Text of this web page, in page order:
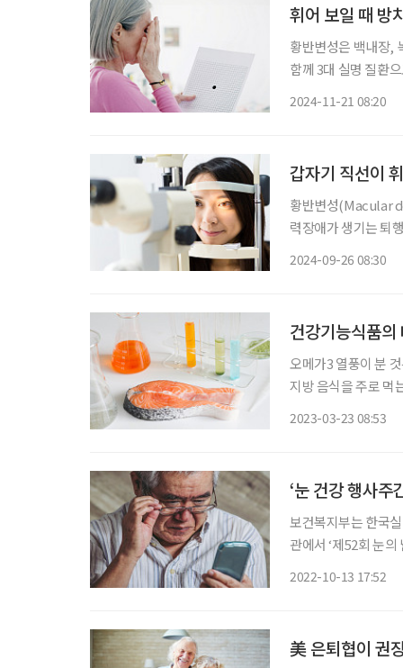
휘어 보일 때 방
황반변성은 백내장,
함께 3대 실명 질환
2024-11-21 08:20
갑자기 직선이
황반변성(Macular
력장애가 생기는 퇴
2024-09-26 08:30
건강기능식품의
오메가3 열풍이 분
지방 음식을 주로 먹
2023-03-23 08:53
‘눈 건강 행사주
보건복지부는 한국
관에서 ‘제52회 눈
2022-10-13 17:52
美 은퇴협이 권